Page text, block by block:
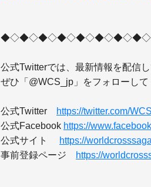
◆◇◆◇◆◇◆◇◆◇◆◇◆◇◆◇
公式Twitterでは、最新情報を配信し
ぜひ「@WCS_jp」をフォローして
公式Twitter
https://twitter.com/
公式Facebook https://
公式サイト
https://
事前登録ページ
https://